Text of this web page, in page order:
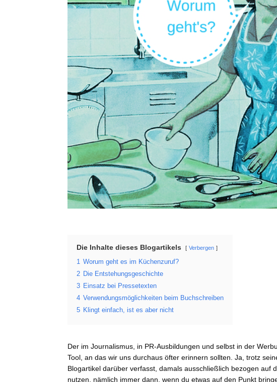
Die Inhalte dieses Blogartikels Verbergen
1
Worum geht es im Küchenzuruf?
2 Die Entstehungsgeschichte
3 Einsatz bei Pressetexten
4 Verwendungsmöglichkeiten beim Buchschreiben
5 Klingt einfach, ist es aber nicht
Der im Journalismus, in PR-Ausbildungen und selbst in der
Tool, an das wir uns durchaus öfter erinnern sollten. Ja, trotz
Blogartikel darüber verfasst, damals ausschließlich bezogen auf
nutzen, nämlich immer dann, wenn du etwas auf den Punkt